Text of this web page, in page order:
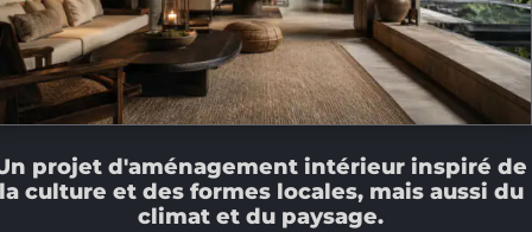
CONTACT
projet d'aménagement intérieur inspiré de
culture et des formes locales, mais aussi du
climat et du paysage.